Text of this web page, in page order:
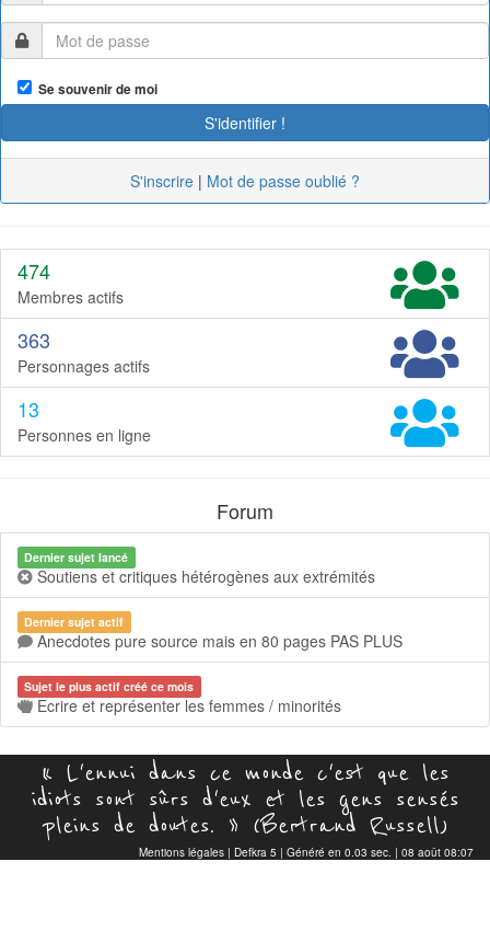
Se souvenir de moi
S'inscrire | Mot de passe oublié ?
474
Membres actifs
363
Personnages actifs
13
Personnes en ligne
Forum
Dernier sujet lancé
Soutiens et critiques hétérogènes aux extrémités
Dernier sujet actif
Anecdotes pure source mais en 80 pages PAS PLUS
Sujet le plus actif créé ce mois
Ecrire et représenter les femmes / minorités
« L'ennui dans ce monde c'est que les
idiots sont sûrs d'eux et les gens sensés
pleins de doutes. » (Bertrand Russell)
Mentions légales | Defkra 5 | Généré en 0.03 sec. | 08 août 08:07